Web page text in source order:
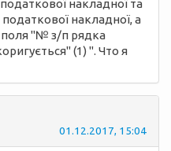
накладної та
накладної, а
поля "№ з/п рядка
(1) ". Что я
01.12.2017, 15:04